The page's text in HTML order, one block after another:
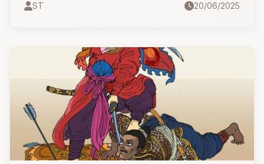
chúa Hai và công chúa Ba. Công chúa Hai và
ST 20/06/2025